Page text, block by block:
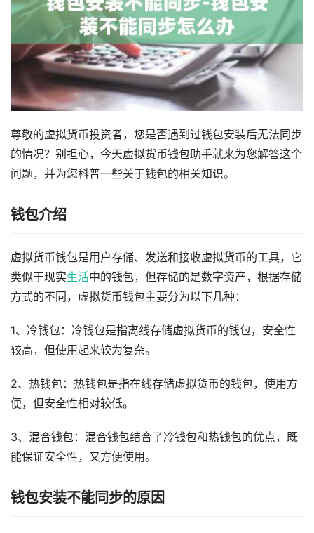
尊敬的虚拟货币投资者，您是否遇到过钱包安装后无法同步
的情况？别担心，今天虚拟货币钱包助手就来为您解答这个
问题，并为您科普一些关于钱包的相关知识。
钱包介绍
虚拟货币钱包是用户存储、发送和接收虚拟货币的工具，它
类似于现实生活中的钱包，但存储的是数字资产，根据存储
方式的不同，虚拟货币钱包主要分为以下几种：
1、冷钱包：冷钱包是指离线存储虚拟货币的钱包，安全性
较高，但使用起来较为复杂。
2、热钱包：热钱包是指在线存储虚拟货币的钱包，使用方
便，但安全性相对较低。
3、混合钱包：混合钱包结合了冷钱包和热钱包的优点，既
能保证安全性，又方便使用。
钱包安装不能同步的原因